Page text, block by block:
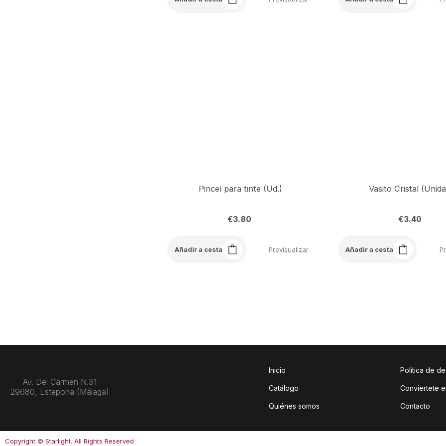
Añadir a cesta Previsualizar
Pincel para tinte (Ud.)
€3.80
Añadir a cesta
Vasito Cristal
€3.40
Av. Del Carmen N.31
29680, Estepona (Málaga)
Inicio
Catálogo
Quiénes somos
Política de
Conviertete
Contacto
Copyright © Starlight. All Rights Reserved